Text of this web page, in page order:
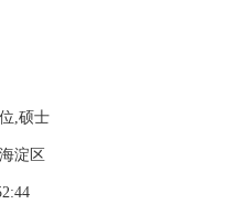
,硕士
淀区